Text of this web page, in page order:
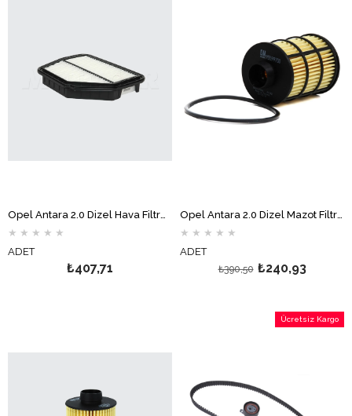
Opel Antara 2.0 Dizel Hava Filtresi MOTOCAR
★ ★ ★ ★ ★
ADET
₺407,71
Opel Antara 2.0 Dizel Mazot Filtresi GM
★ ★ ★ ★ ★
ADET
₺240,93
₺390,50
Ücretsiz Kargo